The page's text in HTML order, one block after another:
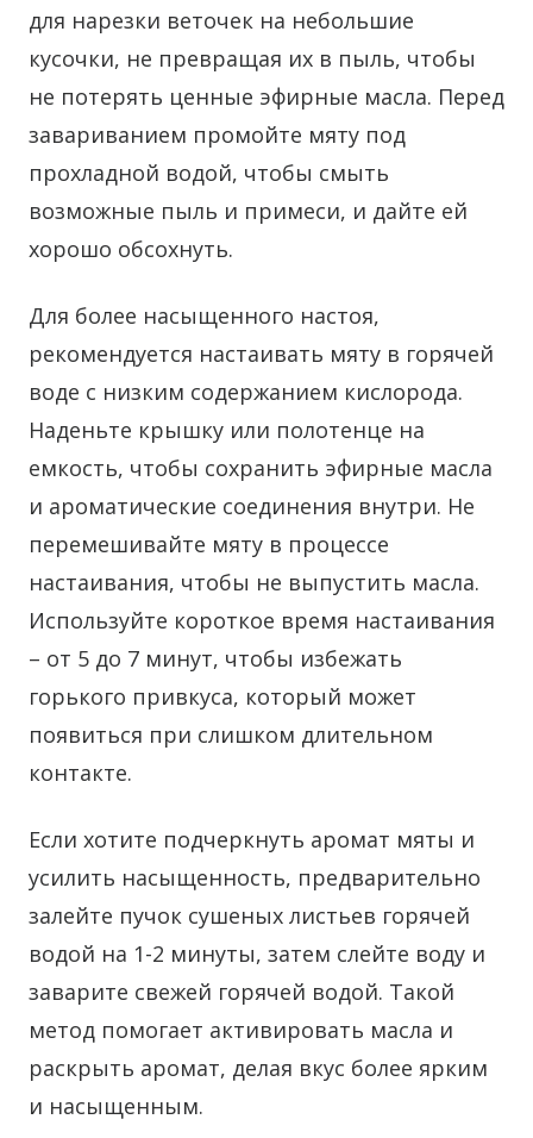
для нарезки веточек на небольшие
кусочки, не превращая их в пыль, чтобы
не потерять ценные эфирные масла. Перед
завариванием промойте мяту под
прохладной водой, чтобы смыть
возможные пыль и примеси, и дайте ей
хорошо обсохнуть.
Для более насыщенного настоя,
рекомендуется настаивать мяту в горячей
воде с низким содержанием кислорода.
Наденьте крышку или полотенце на
емкость, чтобы сохранить эфирные масла
и ароматические соединения внутри. Не
перемешивайте мяту в процессе
настаивания, чтобы не выпустить масла.
Используйте короткое время настаивания
– от 5 до 7 минут, чтобы избежать
горького привкуса, который может
появиться при слишком длительном
контакте.
Если хотите подчеркнуть аромат мяты и
усилить насыщенность, предварительно
залейте пучок сушеных листьев горячей
водой на 1-2 минуты, затем слейте воду и
заварите свежей горячей водой. Такой
метод помогает активировать масла и
раскрыть аромат, делая вкус более ярким
и насыщенным.